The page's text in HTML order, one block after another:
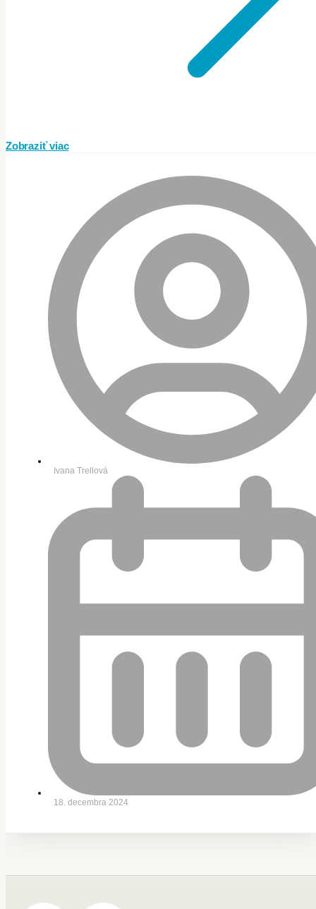
Zobraziť viac
Ivana Trellová
18. decembra 2024